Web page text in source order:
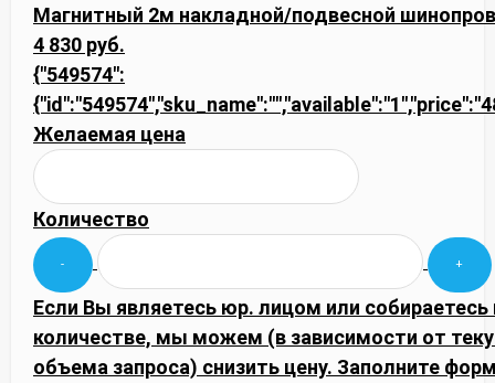
Магнитный 2м накладной/подвесной
4 830 руб.
{"549574":
Желаемая цена
Количество
Если Вы являетесь юр. лицом или
количестве, мы можем (в зависимости от
объема запроса) снизить цену. Заполните